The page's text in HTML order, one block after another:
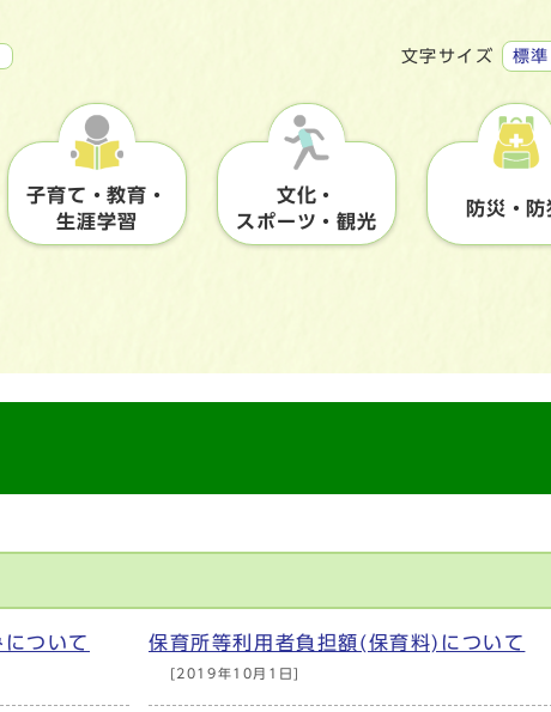
文字サイズ 標準
子育て・教育・
生涯学習
文化・
スポーツ・観光
防災・防
ついて 保育所等利用者負担額(保育料)について
[2019年10月1日]